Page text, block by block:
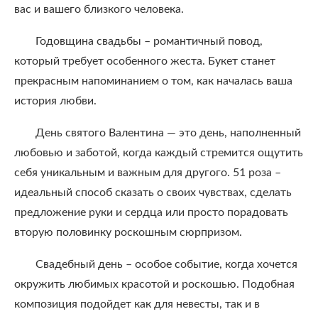
вас и вашего близкого человека.
Годовщина свадьбы – романтичный повод,
который требует особенного жеста. Букет станет
прекрасным напоминанием о том, как началась ваша
история любви.
День святого Валентина — это день, наполненный
любовью и заботой, когда каждый стремится ощутить
себя уникальным и важным для другого. 51 роза –
идеальный способ сказать о своих чувствах, сделать
предложение руки и сердца или просто порадовать
вторую половинку роскошным сюрпризом.
Свадебный день – особое событие, когда хочется
окружить любимых красотой и роскошью. Подобная
композиция подойдет как для невесты, так и в